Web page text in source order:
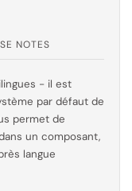
NOTES
- il est
par défaut de
permet de
un composant,
langue